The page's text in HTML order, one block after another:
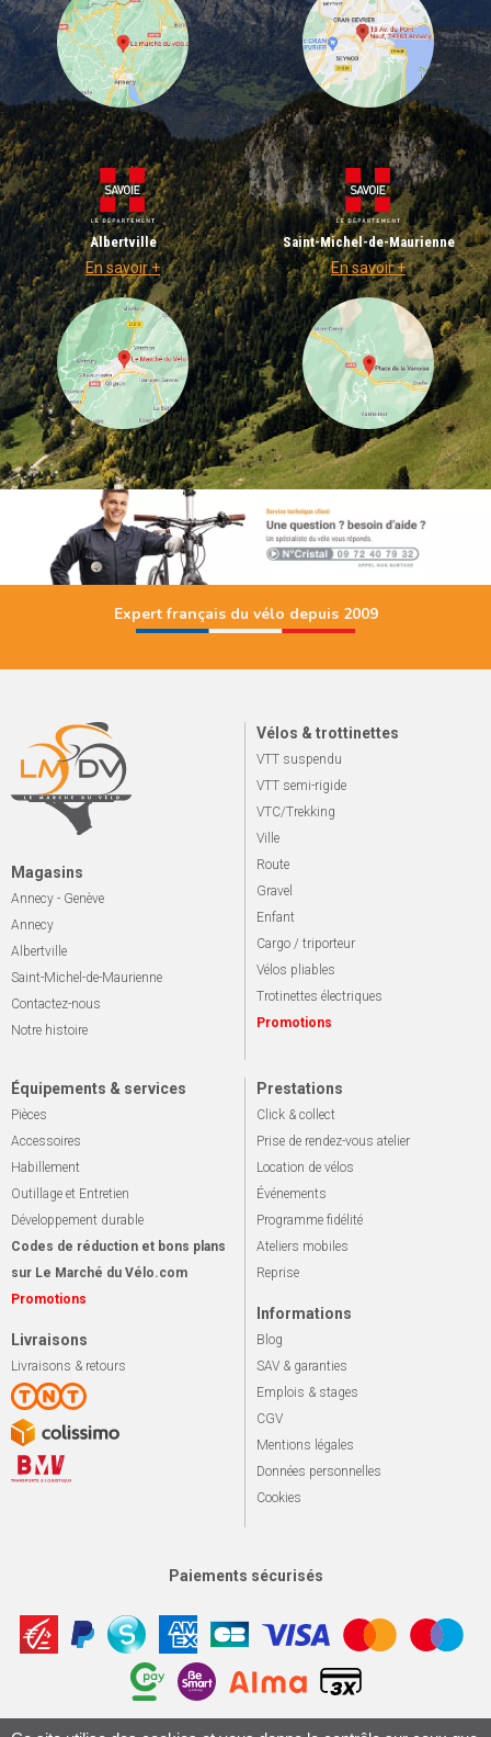
Albertville
En savoir +
Saint-Michel-de-Maurienne
En savoir +
Expert français du vélo depuis 2009
Magasins
Annecy - Genève
Annecy
Albertville
Saint-Michel-de-Maurienne
Contactez-nous
Notre histoire
Vélos & trottinettes
VTT suspendu
VTT semi-rigide
VTC/Trekking
Ville
Route
Gravel
Enfant
Cargo / triporteur
Vélos pliables
Trotinettes électriques
Promotions
Équipements & services
Pièces
Accessoires
Habillement
Outillage et Entretien
Développement durable
Codes de réduction et bons plans
sur Le Marché du Vélo.com
Promotions
Livraisons
Livraisons & retours
Prestations
Click & collect
Prise de rendez-vous atelier
Location de vélos
Événements
Programme fidélité
Ateliers mobiles
Reprise
Informations
Blog
SAV & garanties
Emplois & stages
CGV
Mentions légales
Données personnelles
Cookies
Paiements sécurisés